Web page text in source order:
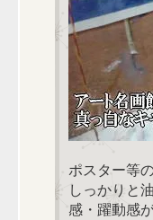
ポスター等
しっかりと
感・躍動感